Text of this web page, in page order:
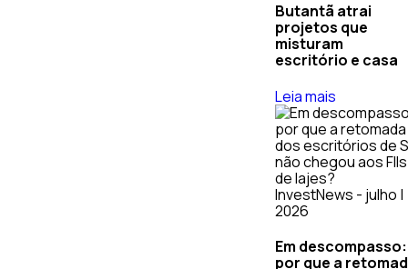
Butantã atrai
projetos que
misturam
escritório e casa
Leia mais
InvestNews - julho |
2026
Em descompasso:
por que a